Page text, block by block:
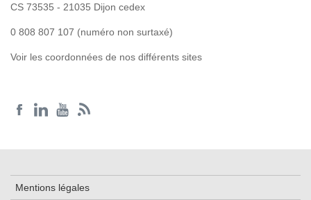
CS 73535 - 21035 Dijon cedex
0 808 807 107 (numéro non surtaxé)
Voir les coordonnées de nos différents sites
Mentions légales